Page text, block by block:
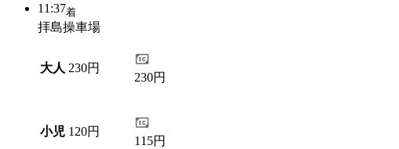
11:37着
拝島操車場
大人 230円
230円
小児 120円
115円